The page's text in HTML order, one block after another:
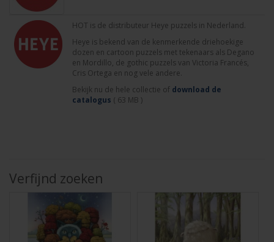
HOT is de distributeur Heye puzzels in Nederland.
Heye is bekend van de kenmerkende driehoekige
dozen en cartoon puzzels met tekenaars als Degano
en Mordillo, de gothic puzzels van Victoria Francés,
Cris Ortega en nog vele andere.
Bekijk nu de hele collectie of download de
catalogus ( 63 MB )
Verfijnd zoeken